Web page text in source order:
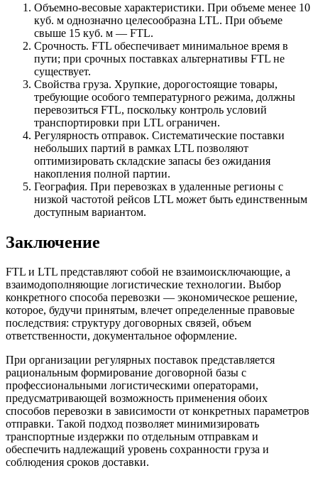
Объемно-весовые характеристики. При объеме менее 10
куб. м однозначно целесообразна LTL. При объеме
свыше 15 куб. м — FTL.
Срочность. FTL обеспечивает минимальное время в
пути; при срочных поставках альтернативы FTL не
существует.
Свойства груза. Хрупкие, дорогостоящие товары,
требующие особого температурного режима, должны
перевозиться FTL, поскольку контроль условий
транспортировки при LTL ограничен.
Регулярность отправок. Систематические поставки
небольших партий в рамках LTL позволяют
оптимизировать складские запасы без ожидания
накопления полной партии.
География. При перевозках в удаленные регионы с
низкой частотой рейсов LTL может быть единственным
доступным вариантом.
Заключение
FTL и LTL представляют собой не взаимоисключающие, а
взаимодополняющие логистические технологии. Выбор
конкретного способа перевозки — экономическое решение,
которое, будучи принятым, влечет определенные правовые
последствия: структуру договорных связей, объем
ответственности, документальное оформление.
При организации регулярных поставок представляется
рациональным формирование договорной базы с
профессиональными логистическими операторами,
предусматривающей возможность применения обоих
способов перевозки в зависимости от конкретных параметров
отправки. Такой подход позволяет минимизировать
транспортные издержки по отдельным отправкам и
обеспечить надлежащий уровень сохранности груза и
соблюдения сроков доставки.